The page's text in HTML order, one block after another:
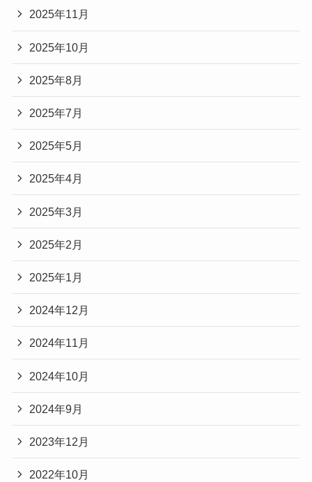
2025年11月
2025年10月
2025年8月
2025年7月
2025年5月
2025年4月
2025年3月
2025年2月
2025年1月
2024年12月
2024年11月
2024年10月
2024年9月
2023年12月
2022年10月